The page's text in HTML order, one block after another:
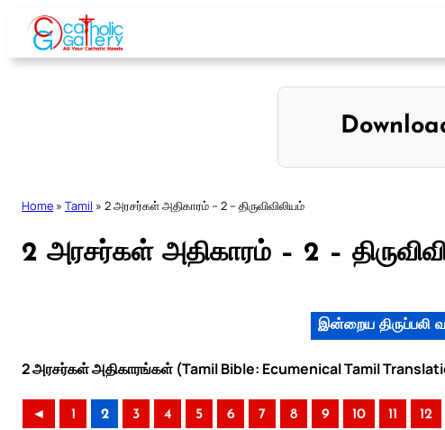
Skip
content
Home » Tamil » 2 அரசர்கள் அதிகாரம் – 2 – திருவிவிலியம்
2 அரசர்கள் அதிகாரம் – 2 –
இன்றைய திருப்பலி
2 அரசர்கள் அதிகாரங்கள் (Tamil Bible: Ecumenical Tamil
◄ 1 2 3 4 5 6 7 8 9 10 11 12